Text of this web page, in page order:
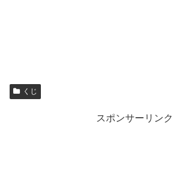
くじ
スポンサーリンク